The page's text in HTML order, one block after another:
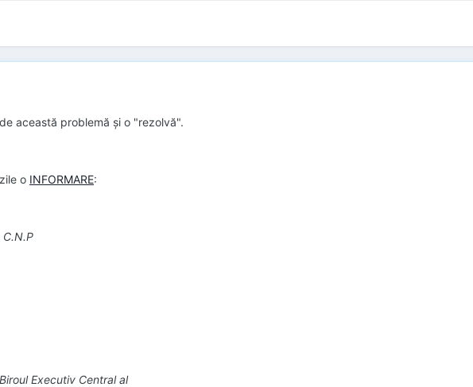
această problemă şi o "rezolvă".
o INFORMARE:
C.N.P
Executiv Central al